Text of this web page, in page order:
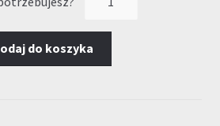
"Dragon
Shield"
Dual
do koszyka